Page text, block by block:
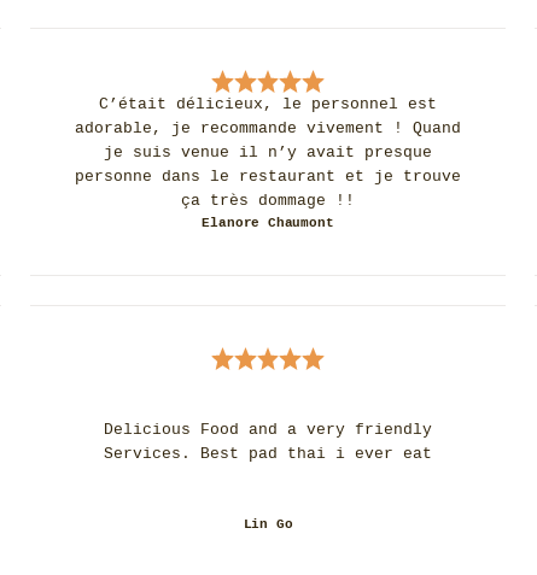
C’était délicieux, le personnel est
adorable, je recommande vivement ! Quand
je suis venue il n’y avait presque
personne dans le restaurant et je trouve
ça très dommage !!
Elanore Chaumont
Delicious Food and a very friendly
Services. Best pad thai i ever eat
Lin Go